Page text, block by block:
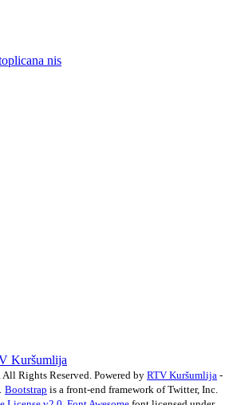
Kuršumlija
Rights Reserved. Powered by RTV Kuršumlija -
Bootstrap is a front-end framework of Twitter, Inc.